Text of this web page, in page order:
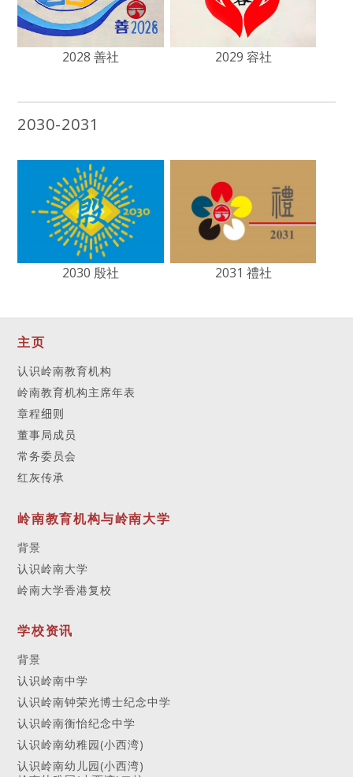
2028 善社 2029 容社
2030-2031
2030 殷社 2031 禮社
主页
认识岭南教育机构
岭南教育机构主席年表
章程细则
董事局成员
常务委员会
红灰传承
岭南教育机构与岭南大学
背景
认识岭南大学
岭南大学香港复校
学校资讯
背景
认识岭南中学
认识岭南钟荣光博士纪念中学
认识岭南衡怡纪念中学
认识岭南幼稚园(小西湾)
认识岭南幼儿园(小西湾)